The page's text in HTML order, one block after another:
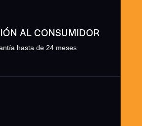
AL CONSUMIDOR
hasta de 24 meses